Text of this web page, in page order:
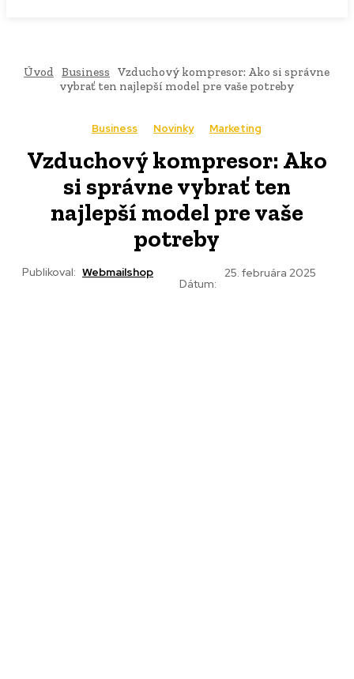
Úvod Business
Vzduchový kompresor: Ako si správne
vybrať ten najlepší model pre vaše potreby
Business Novinky Marketing
Vzduchový kompresor: Ako
si správne vybrať ten
najlepší model pre vaše
potreby
Publikoval: Webmailshop
Dátum:
25. februára 2025